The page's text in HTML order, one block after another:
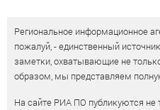
Региональное информационное
пожалуй, - единственный
заметки, охватывающие не
образом, мы представляем
На сайте РИА ПО публикуются не